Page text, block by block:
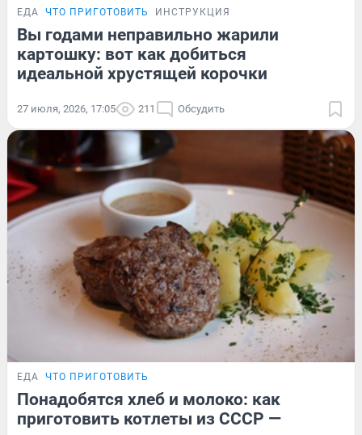
ЕДА ЧТО ПРИГОТОВИТЬ ИНСТРУКЦИЯ
Вы годами неправильно жарили
картошку: вот как добиться
идеальной хрустящей корочки
27 июля, 2026, 17:05 211 Обсудить
ЕДА ЧТО ПРИГОТОВИТЬ
Понадобятся хлеб и молоко: как
приготовить котлеты из СССР —